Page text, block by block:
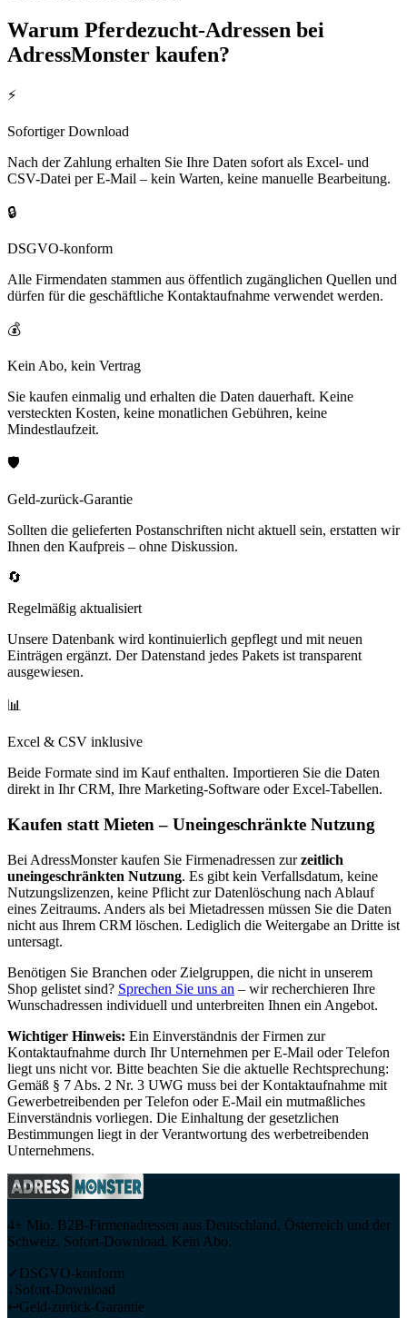
Warum Pferdezucht-Adressen bei
AdressMonster kaufen?
⚡
Sofortiger Download
Nach der Zahlung erhalten Sie Ihre Daten sofort als Excel- und
CSV-Datei per E-Mail – kein Warten, keine manuelle Bearbeitung.
🔒
DSGVO-konform
Alle Firmendaten stammen aus öffentlich zugänglichen Quellen und
dürfen für die geschäftliche Kontaktaufnahme verwendet werden.
💰
Kein Abo, kein Vertrag
Sie kaufen einmalig und erhalten die Daten dauerhaft. Keine
versteckten Kosten, keine monatlichen Gebühren, keine
Mindestlaufzeit.
🛡️
Geld-zurück-Garantie
Sollten die gelieferten Postanschriften nicht aktuell sein, erstatten wir
Ihnen den Kaufpreis – ohne Diskussion.
🔄
Regelmäßig aktualisiert
Unsere Datenbank wird kontinuierlich gepflegt und mit neuen
Einträgen ergänzt. Der Datenstand jedes Pakets ist transparent
ausgewiesen.
📊
Excel & CSV inklusive
Beide Formate sind im Kauf enthalten. Importieren Sie die Daten
direkt in Ihr CRM, Ihre Marketing-Software oder Excel-Tabellen.
Kaufen statt Mieten – Uneingeschränkte Nutzung
Bei AdressMonster kaufen Sie Firmenadressen zur zeitlich
uneingeschränkten Nutzung. Es gibt kein Verfallsdatum, keine
Nutzungslizenzen, keine Pflicht zur Datenlöschung nach Ablauf
eines Zeitraums. Anders als bei Mietadressen müssen Sie die Daten
nicht aus Ihrem CRM löschen. Lediglich die Weitergabe an Dritte ist
untersagt.
Benötigen Sie Branchen oder Zielgruppen, die nicht in unserem
Shop gelistet sind? Sprechen Sie uns an – wir recherchieren Ihre
Wunschadressen individuell und unterbreiten Ihnen ein Angebot.
Wichtiger Hinweis: Ein Einverständnis der Firmen zur
Kontaktaufnahme durch Ihr Unternehmen per E-Mail oder Telefon
liegt uns nicht vor. Bitte beachten Sie die aktuelle Rechtsprechung:
Gemäß § 7 Abs. 2 Nr. 3 UWG muss bei der Kontaktaufnahme mit
Gewerbetreibenden per Telefon oder E-Mail ein mutmaßliches
Einverständnis vorliegen. Die Einhaltung der gesetzlichen
Bestimmungen liegt in der Verantwortung des werbetreibenden
Unternehmens.
4+ Mio. B2B-Firmenadressen aus Deutschland, Österreich und der
Schweiz. Sofort-Download. Kein Abo.
✓ DSGVO-konform
↓Sofort-Download
↩Geld-zurück-Garantie